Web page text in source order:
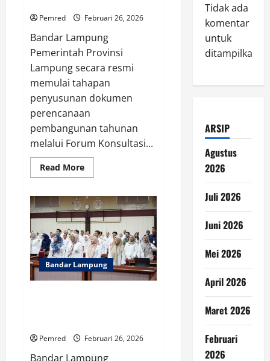
Pemred Februari 26, 2026
Bandar Lampung
Pemerintah Provinsi
Lampung secara resmi
memulai tahapan
penyusunan dokumen
perencanaan
pembangunan tahunan
melalui Forum Konsultasi...
Read MoreRead
more
Forum
RKPD
2027,
Pemprov
Lampung
Dorong
Pembangunan
Infrastruktur,
Pertanian,
dan
Bandar Lampung
Pemred Februari 26, 2026
Bandar Lampung
Tidak ada
komentar
untuk
ditampilkan.
ARSIP
Agustus
2026
Juli 2026
Juni 2026
Mei 2026
April 2026
Maret 2026
Februari
2026